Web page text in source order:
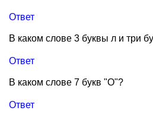
Ответ
В каком слове 3 буквы л и три
Ответ
В каком слове 7 букв "О"?
Ответ